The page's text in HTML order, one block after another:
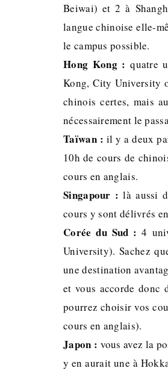
Beiwai) et 2 à
langue chinoise elle-
le campus possible.
Hong Kong : quatre
Kong, City University
chinois certes, mais
nécessairement le
Taïwan : il y a deux
10h de cours de
cours en anglais.
Singapour : là aussi
cours y sont délivrés
Corée du Sud : 4
University). Sachez
une destination
et vous accorde donc
pourrez choisir vos
cours en anglais).
Japon : vous avez la
y en aurait une à